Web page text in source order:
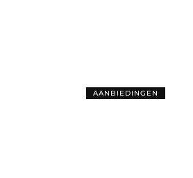
AANBIEDINGEN